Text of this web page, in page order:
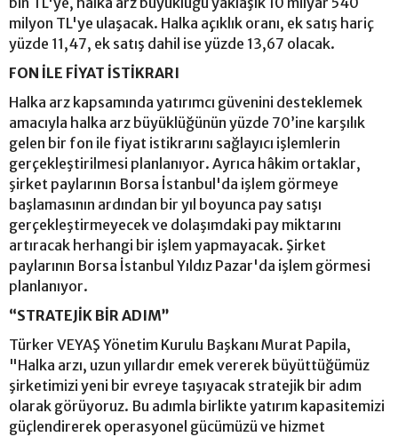
milyon TL'ye ulaşacak. Halka açıklık oranı, ek satış hariç
yüzde 11,47, ek satış dahil ise yüzde 13,67 olacak.
FON İLE FİYAT İSTİKRARI
Halka arz kapsamında yatırımcı güvenini desteklemek
amacıyla halka arz büyüklüğünün yüzde 70’ine karşılık
gelen bir fon ile fiyat istikrarını sağlayıcı işlemlerin
gerçekleştirilmesi planlanıyor. Ayrıca hâkim ortaklar,
şirket paylarının Borsa İstanbul'da işlem görmeye
başlamasının ardından bir yıl boyunca pay satışı
gerçekleştirmeyecek ve dolaşımdaki pay miktarını
artıracak herhangi bir işlem yapmayacak. Şirket
paylarının Borsa İstanbul Yıldız Pazar'da işlem görmesi
planlanıyor.
“STRATEJİK BİR ADIM”
Türker VEYAŞ Yönetim Kurulu Başkanı Murat Papila,
"Halka arzı, uzun yıllardır emek vererek büyüttüğümüz
şirketimizi yeni bir evreye taşıyacak stratejik bir adım
olarak görüyoruz. Bu adımla birlikte yatırım kapasitemizi
güçlendirerek operasyonel gücümüzü ve hizmet